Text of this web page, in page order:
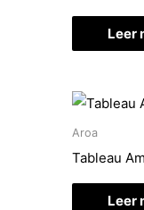
Leer
Aroa
Tableau
Leer